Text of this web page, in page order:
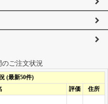
のご注文状況